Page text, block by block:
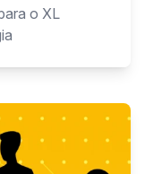
o XL